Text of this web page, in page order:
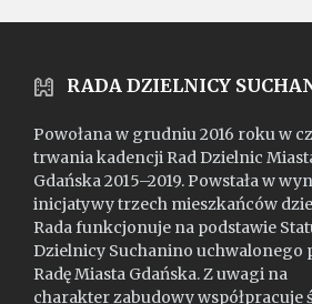
RADA DZIELNICY
Powołana w grudniu 2016 roku w
trwania kadencji Rad Dzielnic
Gdańska 2015–2019. Powstała w
inicjatywy trzech mieszkańców
Rada funkcjonuje na podstawie
Dzielnicy Suchanino uchwalonego
Radę Miasta Gdańska. Z uwagi na
charakter zabudowy współpracuje